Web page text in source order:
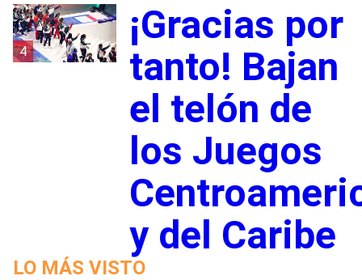
4
¡Gracias por
tanto! Bajan
el telón de
los Juegos
y del Caribe
LO MÁS VISTO